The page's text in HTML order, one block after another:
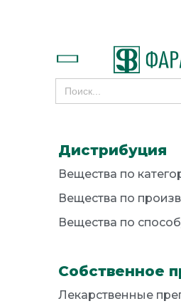
Search
for:
Дистрибуция
Вещества по
Вещества по
Вещества по
Собственное
Лекарственные